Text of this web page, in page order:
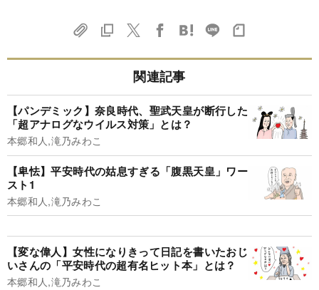
関連記事
【パンデミック】奈良時代、聖武天皇が断行した
「超アナログなウイルス対策」とは？
本郷和人,滝乃みわこ
【卑怯】平安時代の姑息すぎる「腹黒天皇」ワー
スト1
本郷和人,滝乃みわこ
【変な偉人】女性になりきって日記を書いたおじ
いさんの「平安時代の超有名ヒット本」とは？
本郷和人,滝乃みわこ